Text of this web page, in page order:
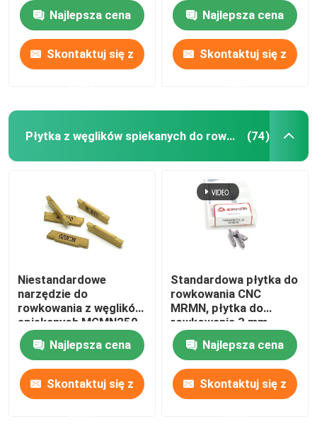
Najlepsza cena
Skontaktuj się z
Najlepsza cena
Skontaktuj się z
Płytka z węglików spiekanych do rowkowania (74)
Niestandardowe
narzędzie do
rowkowania z węglików
spiekanych MGMN250
Zastosowanie tokarki
cnc
Najlepsza cena
Skontaktuj się z
Standardowa płytka do
rowkowania CNC
MRMN, płytka do
rowkowania 3 mm
MGMN200-G
Najlepsza cena
Skontaktuj się z